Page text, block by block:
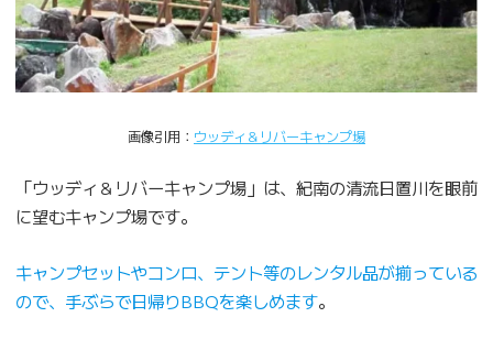
画像引用： ウッディ＆リバーキャンプ場
「ウッディ＆リバーキャンプ場」は、紀南の清流日置川を眼前
に望むキャンプ場です。
キャンプセットやコンロ、テント等のレンタル品が揃っている
ので、手ぶらで日帰りBBQを楽しめます。